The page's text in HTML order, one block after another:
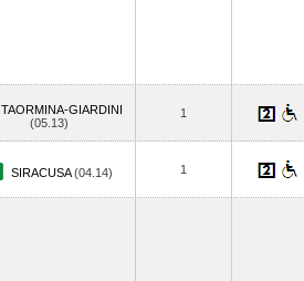
TAORMINA-GIARDINI
(05.13)
1
SIRACUSA(04.14) 1